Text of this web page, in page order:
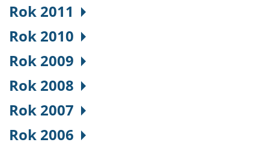
Rok 2011
Rok 2010
Rok 2009
Rok 2008
Rok 2007
Rok 2006